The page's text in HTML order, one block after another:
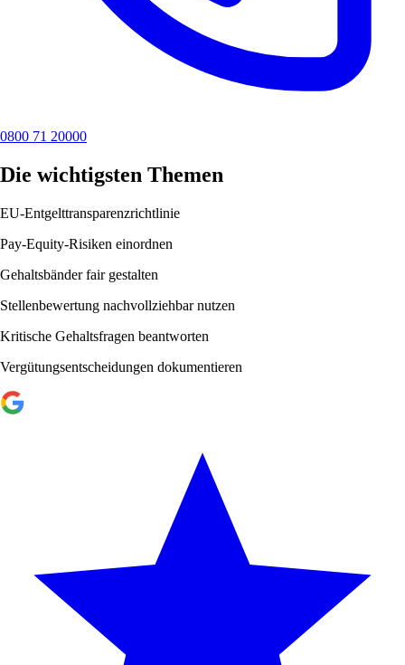
0800 71 20000
Die wichtigsten Themen
EU-Entgelttransparenzrichtlinie
Pay-Equity-Risiken einordnen
Gehaltsbänder fair gestalten
Stellenbewertung nachvollziehbar nutzen
Kritische Gehaltsfragen beantworten
Vergütungsentscheidungen dokumentieren